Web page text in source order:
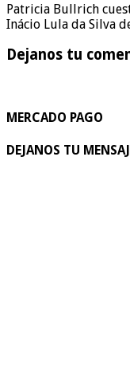
Patricia Bullrich
Inácio Lula da Silva
Dejanos tu
MERCADO PAGO
DEJANOS TU